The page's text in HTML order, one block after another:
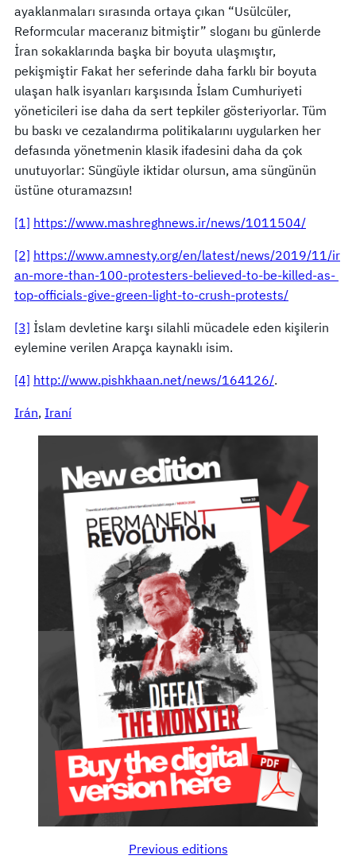
ayaklanmaları sırasında ortaya çıkan “Usülcüler,
Reformcular maceranız bitmiştir” sloganı bu günlerde
İran sokaklarında başka bir boyuta ulaşmıştır,
pekişmiştir Fakat her seferinde daha farklı bir boyuta
ulaşan halk isyanları karşısında İslam Cumhuriyeti
yöneticileri ise daha da sert tepkiler gösteriyorlar. Tüm
bu baskı ve cezalandırma politikalarını uygularken her
defasında yönetmenin klasik ifadesini daha da çok
unutuyorlar: Süngüyle iktidar olursun, ama süngünün
üstüne oturamazsın!
[1] https://www.mashreghnews.ir/news/1011504/
[2] https://www.amnesty.org/en/latest/news/2019/11/ir
an-more-than-100-protesters-believed-to-be-killed-as-
top-officials-give-green-light-to-crush-protests/
[3] İslam devletine karşı silahli mücadele eden kişilerin
eylemine verilen Arapça kaynaklı isim.
[4] http://www.pishkhaan.net/news/164126/.
Irán, Iraní
Previous editions